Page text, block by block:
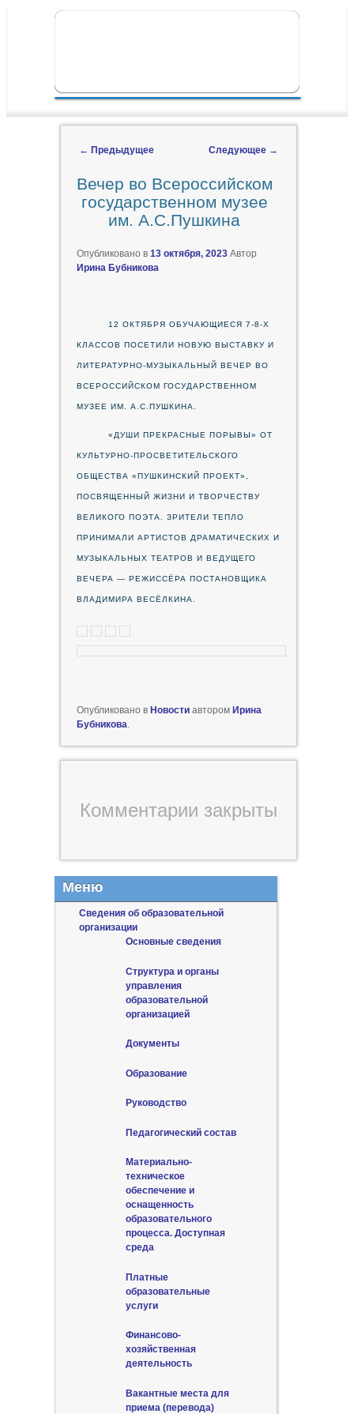
ГЛАВНОЕ МЕНЮ
← Предыдущее Следующее →
Вечер во Всероссийском
государственном музее
им. А.С.Пушкина
Опубликовано в 13 октября, 2023 Автор
Ирина Бубникова
12 ОКТЯБРЯ ОБУЧАЮЩИЕСЯ 7-8-Х
КЛАССОВ ПОСЕТИЛИ НОВУЮ ВЫСТАВКУ И
ЛИТЕРАТУРНО-МУЗЫКАЛЬНЫЙ ВЕЧЕР ВО
ВСЕРОССИЙСКОМ ГОСУДАРСТВЕННОМ
МУЗЕЕ ИМ. А.С.ПУШКИНА.
«ДУШИ ПРЕКРАСНЫЕ ПОРЫВЫ» ОТ
КУЛЬТУРНО-ПРОСВЕТИТЕЛЬСКОГО
ОБЩЕСТВА «ПУШКИНСКИЙ ПРОЕКТ»,
ПОСВЯЩЕННЫЙ ЖИЗНИ И ТВОРЧЕСТВУ
ВЕЛИКОГО ПОЭТА. ЗРИТЕЛИ ТЕПЛО
ПРИНИМАЛИ АРТИСТОВ ДРАМАТИЧЕСКИХ И
МУЗЫКАЛЬНЫХ ТЕАТРОВ И ВЕДУЩЕГО
ВЕЧЕРА — РЕЖИССЁРА ПОСТАНОВЩИКА
ВЛАДИМИРА ВЕСЁЛКИНА.
Опубликовано в Новостиавтором Ирина
Бубникова.
Комментарии закрыты
Меню
Сведения об образовательной
организации
Основные сведения
Структура и органы
управления
образовательной
организацией
Документы
Образование
Руководство
Педагогический состав
Материально-
техническое
обеспечение и
оснащенность
образовательного
процесса. Доступная
среда
Платные
образовательные
услуги
Финансово-
хозяйственная
деятельность
Вакантные места для
приема (перевода)